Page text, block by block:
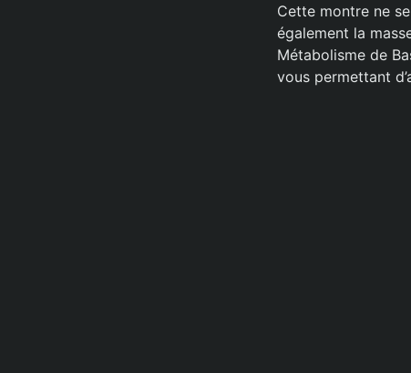
Cette montre ne
également la
Métabolisme de
vous permettant